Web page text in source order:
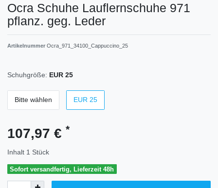
Ocra Schuhe Lauflernschuhe 971
pflanz. geg. Leder
Artikelnummer Ocra_971_34100_Cappuccino_25
Schuhgröße: EUR 25
Bitte wählen EUR 25
107,97 € *
Inhalt 1 Stück
Sofort versandfertig, Lieferzeit 48h